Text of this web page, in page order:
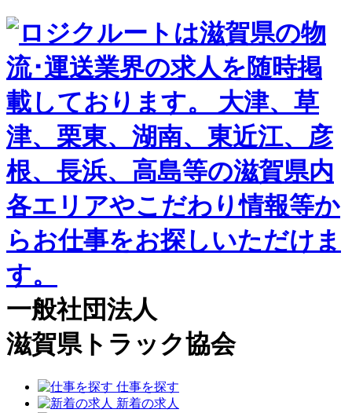
一般社団法人
滋賀県トラック協会
仕事を探す
新着の求人